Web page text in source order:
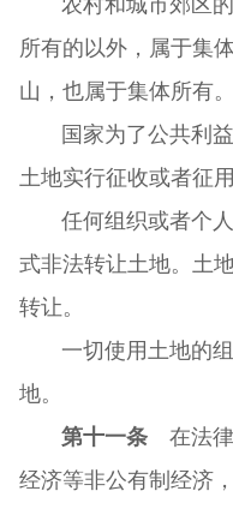
所有的以外，属于集
山，也属于集体所有。
国家为了公共利益
土地实行征收或者征
任何组织或者个人
式非法转让土地。土
转让。
一切使用土地的组
地。
第十一条在法律
经济等非公有制经济